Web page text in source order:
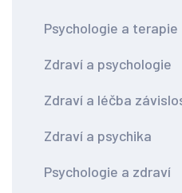
Psychologie a terapie
Zdraví a psychologie
Zdraví a léčba
Zdraví a psychika
Psychologie a zdraví